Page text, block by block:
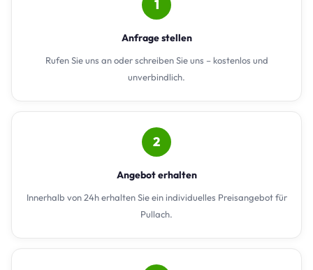
1
Anfrage stellen
Rufen Sie uns an oder schreiben Sie uns – kostenlos und
unverbindlich.
2
Angebot erhalten
Innerhalb von 24h erhalten Sie ein individuelles Preisangebot für
Pullach.